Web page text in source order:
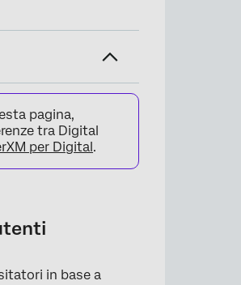
pagina,
tra Digital
per Digital.
in base a